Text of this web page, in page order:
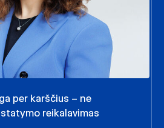
per karščius – ne
reikalavimas